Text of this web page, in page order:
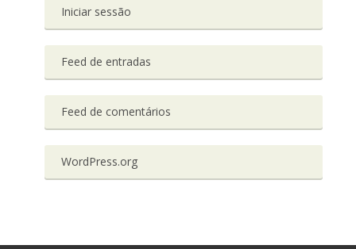
Iniciar sessão
Feed de entradas
Feed de comentários
WordPress.org